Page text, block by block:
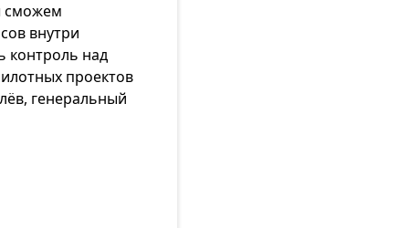
сможем
внутри
контроль над
проектов
генеральный